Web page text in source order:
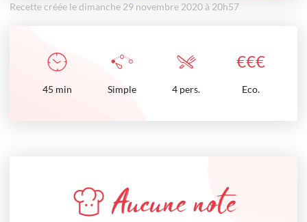
Recette créée le dimanche 29 novembre 2020 à 20h57
€€€
45 min Simple 4 pers. Eco.
Aucune note